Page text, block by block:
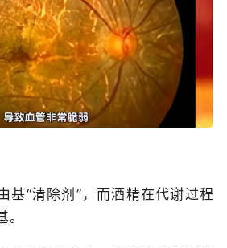
基“清除剂”，而酒精在代谢过程